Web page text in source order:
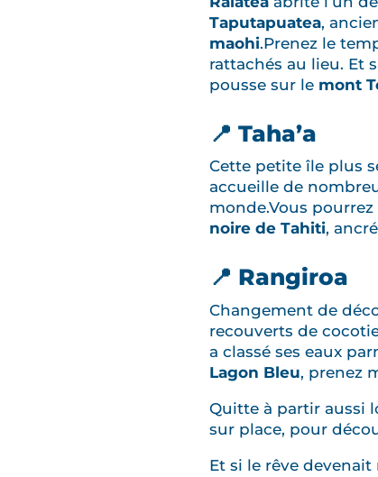
Taputapuatea,
maohi.Prenez le
rattachés au lieu. Et
pousse sur le mont
📍 Taha’a
Cette petite île plus
accueille de
monde.Vous
noire de Tahiti,
📍 Rangiroa
Changement de
recouverts de
a classé ses eaux
Lagon Bleu, prenez
Quitte à partir aussi
sur place, pour
Et si le rêve devenait